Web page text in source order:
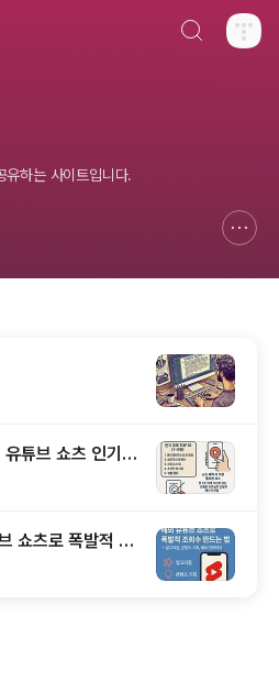
유하는 사이트입니다.
튜브 쇼츠 인기
쇼츠로 폭발적 조
콘텐츠 기획, 해